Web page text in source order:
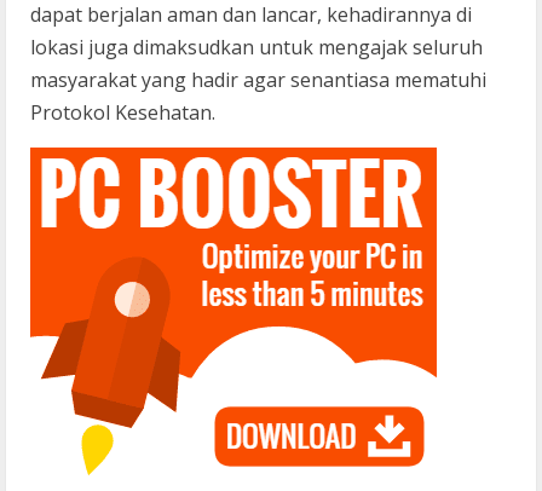
dapat berjalan aman dan lancar, kehadirannya di
lokasi juga dimaksudkan untuk mengajak seluruh
masyarakat yang hadir agar senantiasa mematuhi
Protokol Kesehatan.